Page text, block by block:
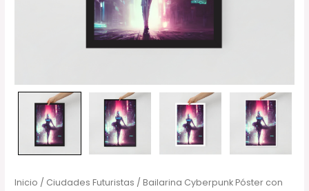
Inicio / Ciudades Futuristas / Bailarina Cyberpunk Póster con